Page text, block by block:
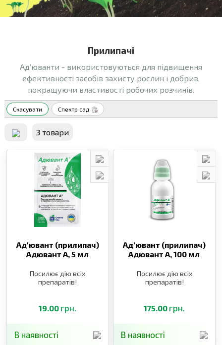
Прилипачі
Ад’юванти - використовуються для підвищення
ефективності засобів захисту рослин і добрив,
покращуючи властивості робочих розчинів.
Скасувати Спектр сад
3 товари
Ад′ювант (прилипач)
Адювант А, 5 мл
Посилює дію всіх
препаратів!
19.00 грн.
В наявності
Ад′ювант (прилипач)
Адювант А,100 мл
Посилює дію всіх
препаратів!
175.00 грн.
В наявності